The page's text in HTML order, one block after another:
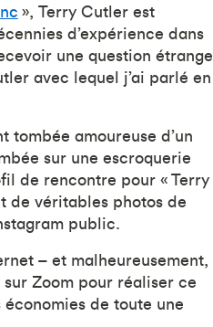
», Terry Cutler est
d’expérience dans
une question étrange
avec lequel j’ai parlé en
amoureuse d’un
sur une escroquerie
de rencontre pour « Terry
de véritables photos de
public.
– et malheureusement,
Zoom pour réaliser ce
de toute une